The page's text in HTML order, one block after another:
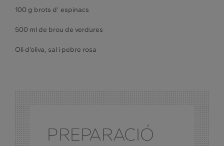
100 g brots d’ espinacs
500 ml de brou de verdures
Oli d’oliva, sal i pebre rosa
PREPARACIÓ